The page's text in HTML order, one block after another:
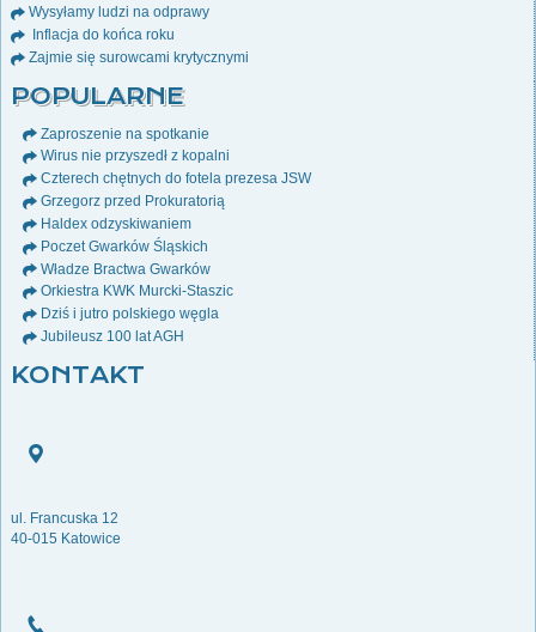
Wysyłamy ludzi na odprawy
Inflacja do końca roku
Zajmie się surowcami krytycznymi
POPULARNE
Zaproszenie na spotkanie
Wirus nie przyszedł z kopalni
Czterech chętnych do fotela prezesa JSW
Grzegorz przed Prokuratorią
Haldex odzyskiwaniem
Poczet Gwarków Śląskich
Władze Bractwa Gwarków
Orkiestra KWK Murcki-Staszic
Dziś i jutro polskiego węgla
Jubileusz 100 lat AGH
KONTAKT
ul. Francuska 12
40-015 Katowice